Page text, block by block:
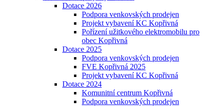
Dotace 2026
Podpora venkovských prodejen
Projekt vybavení KC Kopřivná
Pořízení užitkového elektromobilu pro
obec Kopřivná
Dotace 2025
Podpora venkovských prodejen
FVE Kopřivná 2025
Projekt vybavení KC Kopřivná
Dotace 2024
Komunitní centrum Kopřivná
Podpora venkovských prodejen